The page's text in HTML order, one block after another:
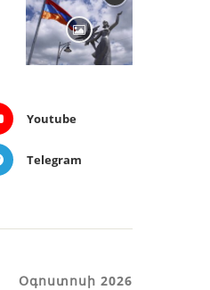
Youtube
Telegram
Օգոստոսի 2026